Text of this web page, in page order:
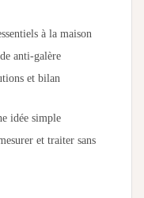
à la maison
anti-galère
et bilan
idée simple
et traiter sans